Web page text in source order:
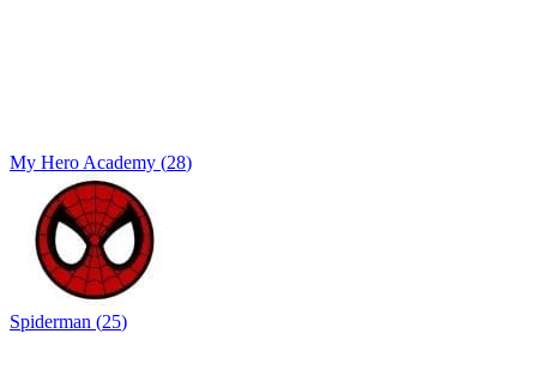
My Hero Academy (28)
Spiderman (25)